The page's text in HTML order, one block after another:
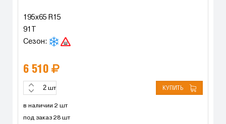
195x65 R15
91T
Сезон:
6 510
шт КУПИТЬ
в наличии 2 шт
под заказ 28 шт